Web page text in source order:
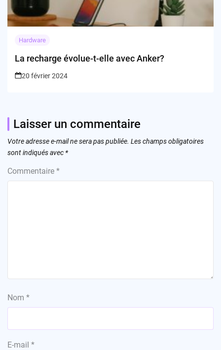
Hardware
La recharge évolue-t-elle avec Anker?
20 février 2024
Laisser un commentaire
Votre adresse e-mail ne sera pas publiée. Les champs obligatoires
sont indiqués avec *
Commentaire *
Nom *
E-mail *